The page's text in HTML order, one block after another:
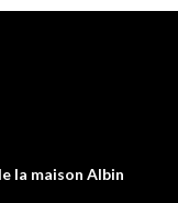
la maison Albin